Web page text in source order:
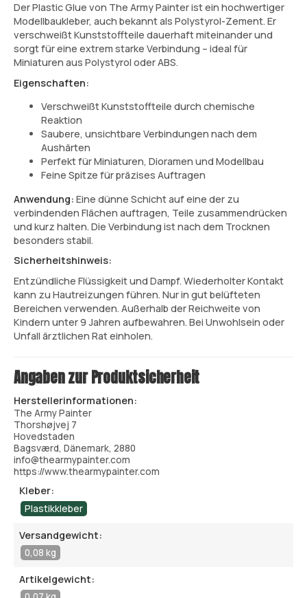
Der Plastic Glue von The Army Painter ist ein hochwertiger
Modellbaukleber, auch bekannt als Polystyrol-Zement. Er
verschweißt Kunststoffteile dauerhaft miteinander und
sorgt für eine extrem starke Verbindung – ideal für
Miniaturen aus Polystyrol oder ABS.
Eigenschaften:
Verschweißt Kunststoffteile durch chemische
Reaktion
Saubere, unsichtbare Verbindungen nach dem
Aushärten
Perfekt für Miniaturen, Dioramen und Modellbau
Feine Spitze für präzises Auftragen
Anwendung: Eine dünne Schicht auf eine der zu
verbindenden Flächen auftragen, Teile zusammendrücken
und kurz halten. Die Verbindung ist nach dem Trocknen
besonders stabil.
Sicherheitshinweis:
Entzündliche Flüssigkeit und Dampf. Wiederholter Kontakt
kann zu Hautreizungen führen. Nur in gut belüfteten
Bereichen verwenden. Außerhalb der Reichweite von
Kindern unter 9 Jahren aufbewahren. Bei Unwohlsein oder
Unfall ärztlichen Rat einholen.
Angaben zur Produktsicherheit
Herstellerinformationen:
The Army Painter
Thorshøjvej 7
Hovedstaden
Bagsværd, Dänemark, 2880
info@thearmypainter.com
https://www.thearmypainter.com
Kleber:
Plastikkleber
Versandgewicht:
0,08 kg
Artikelgewicht: